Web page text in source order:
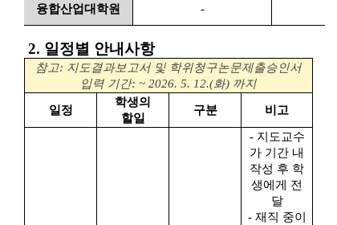
융합산업대학원
-
2. 일정별 안내사항
참고: 지도결과보고서 및 학위청구논문제출승인서
입력 기간: ~ 2026. 5. 12.(화) 까지
일정
학생의
할일
구분 비고
- 지도교수
가 기간 내
작성 후 학
생에게 전
달
- 재직 중이